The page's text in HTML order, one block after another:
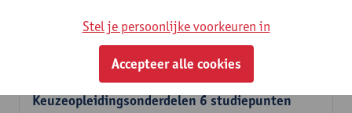
Handelingsmodellen
1E SEM
Kristel Driessens
Keuzeopleidingsonderdelen 6 studiepunten
Stel je persoonlijke voorkeuren in
Accepteer alle cookies